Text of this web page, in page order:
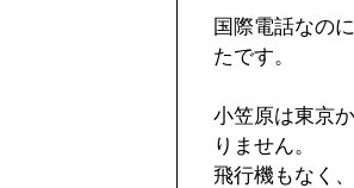
国際電話なの
たです。
小笠原は東京
りません。
飛行機もなく